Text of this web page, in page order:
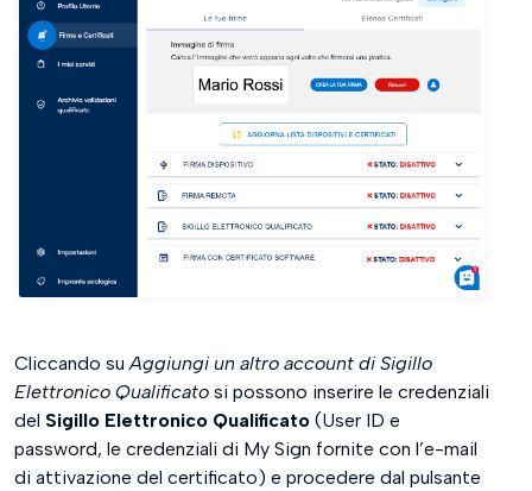
Cliccando suAggiungi un altro account di Sigillo
Elettronico Qualificato si possono inserire le credenziali
del Sigillo Elettronico Qualificato (User ID e
password, le credenziali di My Sign fornite con l’e-mail
di attivazione del certificato) e procedere dal pulsante